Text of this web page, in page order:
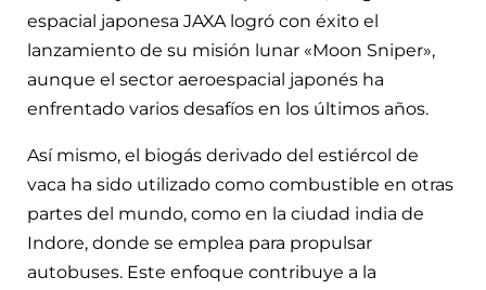
espacial japonesa JAXA logró con éxito el
lanzamiento de su misión lunar «Moon Sniper»,
aunque el sector aeroespacial japonés ha
enfrentado varios desafíos en los últimos años.
Así mismo, el biogás derivado del estiércol de
vaca ha sido utilizado como combustible en otras
partes del mundo, como en la ciudad india de
Indore, donde se emplea para propulsar
autobuses. Este enfoque contribuye a la